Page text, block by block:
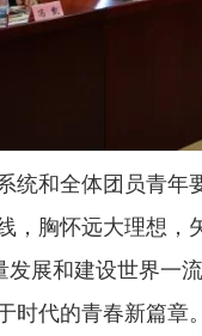
统和全体团员青
，胸怀远大理想，
发展和建设世界一
时代的青春新篇章。